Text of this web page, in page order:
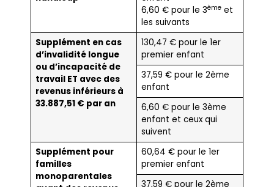
6,60 € pour le 3èmeet
les suivants
Supplément en cas
d’invalidité longue
ou d’incapacité de
travail ET avec des
revenus inférieurs à
33.887,51 € par an
130,47 € pour le 1er
premier enfant
37,59 € pour le 2ème
enfant
6,60 € pour le 3ème
enfant et ceux qui
suivent
Supplément pour
familles
monoparentales
60,64 € pour le 1er
premier enfant
37,59 € pour le 2ème